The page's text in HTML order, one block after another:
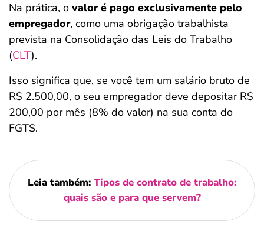
Na prática, o valor é pago exclusivamente pelo
empregador, como uma obrigação trabalhista
prevista na Consolidação das Leis do Trabalho
(CLT).
Isso significa que, se você tem um salário bruto de
R$ 2.500,00, o seu empregador deve depositar R$
200,00 por mês (8% do valor) na sua conta do
FGTS.
Leia também: Tipos de contrato de trabalho:
quais são e para que servem?